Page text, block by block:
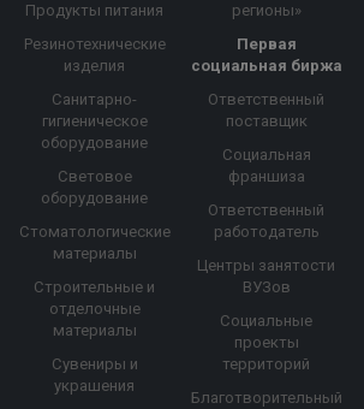
Продукты питания
Резинотехнические
изделия
Санитарно-
гигиеническое
оборудование
Световое
оборудование
Стоматологические
материалы
Строительные и
отделочные
материалы
Сувениры и
украшения
регионы»
Первая
социальная биржа
Ответственный
поставщик
Социальная
франшиза
Ответственный
работодатель
Центры занятости
ВУЗов
Социальные
проекты
территорий
Благотворительный